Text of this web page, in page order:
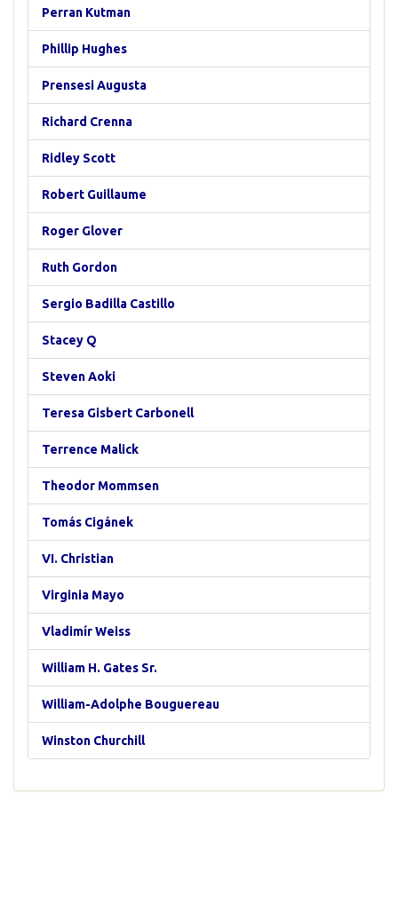
Perran Kutman
Phillip Hughes
Prensesi Augusta
Richard Crenna
Ridley Scott
Robert Guillaume
Roger Glover
Ruth Gordon
Sergio Badilla Castillo
Stacey Q
Steven Aoki
Teresa Gisbert Carbonell
Terrence Malick
Theodor Mommsen
Tomás Cigánek
VI. Christian
Virginia Mayo
Vladimír Weiss
William H. Gates Sr.
William-Adolphe Bouguereau
Winston Churchill